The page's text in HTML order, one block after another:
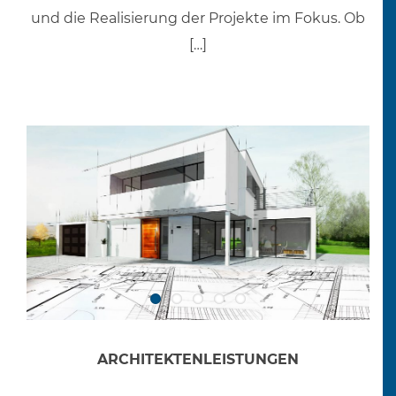
und die Realisierung der Projekte im Fokus. Ob
[…]
ARCHITEKTENLEISTUNGEN